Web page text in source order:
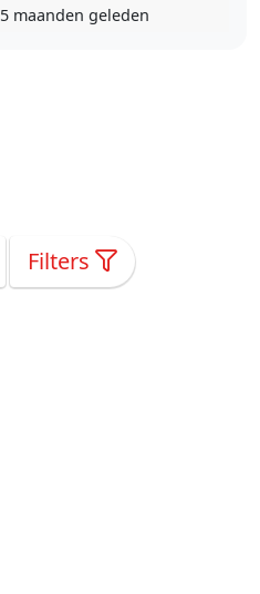
5 maanden geleden
Filters